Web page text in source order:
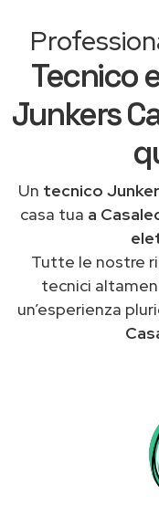
Tecnico
Junkers
Un tecnico
casa tua a
Tutte le nostre
tecnici
un’esperienza